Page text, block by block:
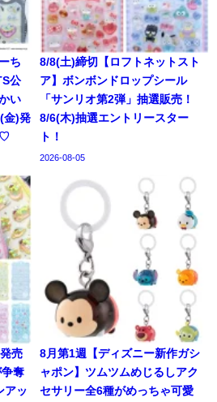
ち
公
い
金)発
8/8(土)締切【ロフトネットスト
ア】ボンボンドロップシール
「サンリオ第2弾」抽選販売！
8/6(木)抽選エントリースター
ト！
2026-08-05
売
争奪
アッ
8月第1週【ディズニー新作ガシ
ャポン】ツムツムめじるしアク
セサリー全6種がめっちゃ可愛